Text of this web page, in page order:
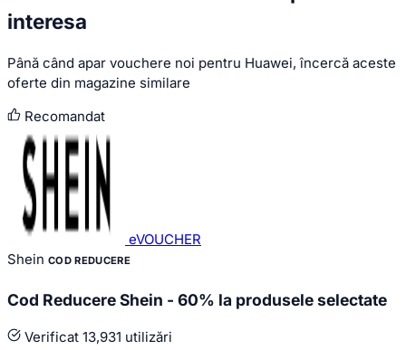
interesa
Până când apar vouchere noi pentru Huawei, încercă aceste
oferte din magazine similare
Recomandat
eVOUCHER
Shein COD REDUCERE
Cod Reducere Shein - 60% la produsele selectate
Verificat 13,931 utilizări